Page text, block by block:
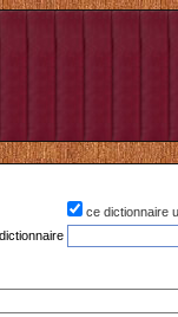
ce dictionnaire